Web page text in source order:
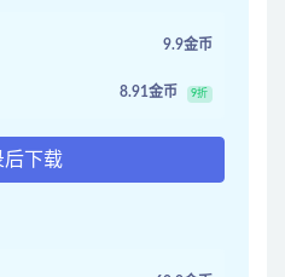
9.9金币
8.91金币 9折
后下载